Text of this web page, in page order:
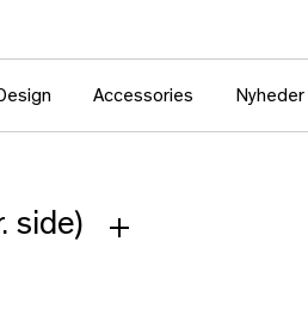
Accessories Nyheder
side)